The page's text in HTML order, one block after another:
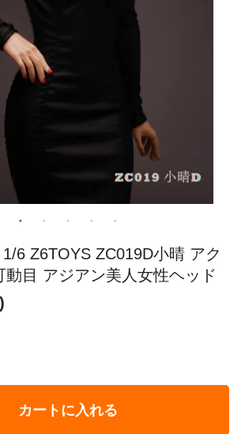
6 Z6TOYS ZC019D小晴 アク
動目 アジアン美人女性ヘッド
カートに入れる